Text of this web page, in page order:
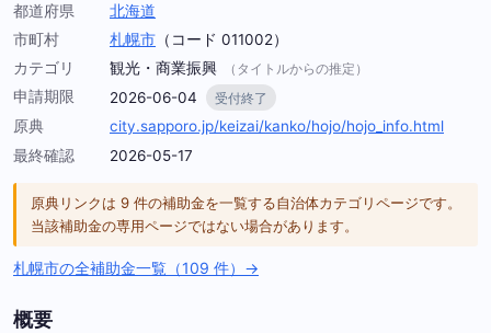
都道府県
北海道
市町村
札幌市 （コード 011002）
カテゴリ
観光・商業振興 （タイトルからの推定）
申請期限 2026-06-04 受付終了
原典
city.sapporo.jp/keizai/kanko/hojo/hojo_info.html
最終確認
2026-05-17
原典リンクは 9 件の補助金を一覧する自治体カテゴリページです。
当該補助金の専用ページではない場合があります。
札幌市の全補助金一覧（109 件）→
概要